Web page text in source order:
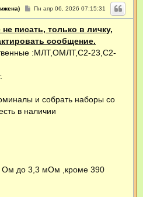
С
б
е
н
и
Пн апр 06, 2026 07:15:31
писать, только в личку,
сообщение.
:МЛТ,ОМЛТ,С2-23,С2-
и собрать наборы со
в наличии
Ом до 3,3 мОм ,кроме 390